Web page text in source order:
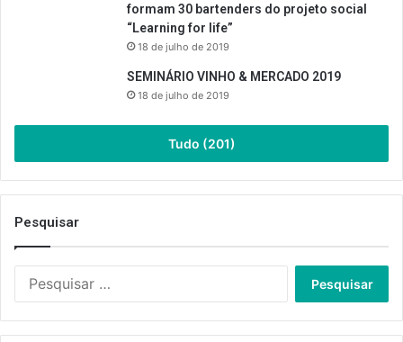
formam 30 bartenders do projeto social
“Learning for life”
18 de julho de 2019
SEMINÁRIO VINHO & MERCADO 2019
18 de julho de 2019
Tudo (201)
Pesquisar